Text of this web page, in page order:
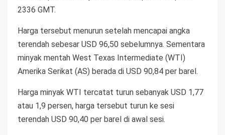
2336 GMT.
Harga tersebut menurun setelah mencapai angka
terendah sebesar USD 96,50 sebelumnya. Sementara
minyak mentah West Texas Intermediate (WTI)
Amerika Serikat (AS) berada di USD 90,84 per barel.
Harga minyak WTI tercatat turun sebanyak USD 1,77
atau 1,9 persen, harga tersebut turun ke sesi
terendah USD 90,40 per barel di awal sesi.